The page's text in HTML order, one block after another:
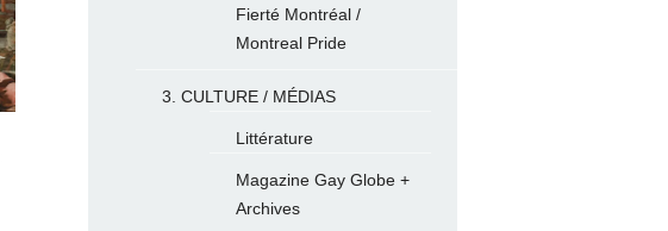
Fierté Montréal /
Montreal Pride
3. CULTURE / MÉDIAS
Littérature
Magazine Gay Globe +
Archives